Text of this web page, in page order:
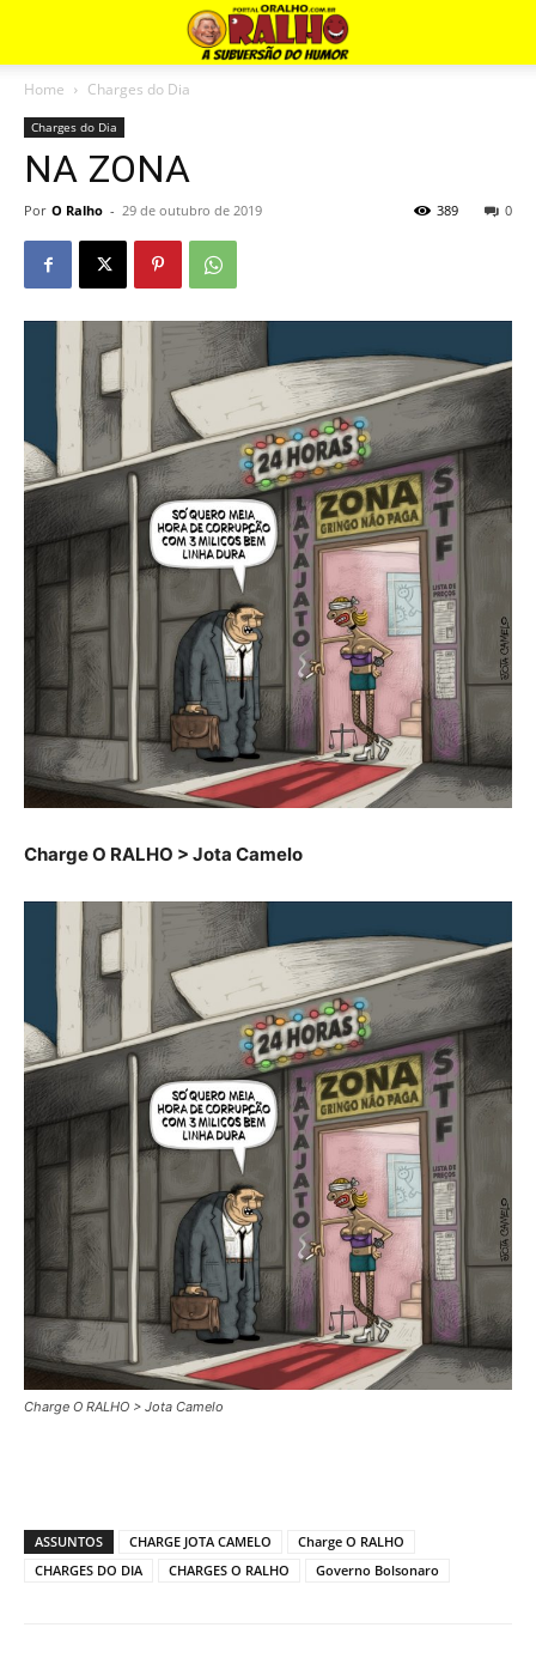
Home Charges do Dia
Charges do Dia
NA ZONA
Por O Ralho - 29 de outubro de 2019 0
389
Charge O RALHO > Jota Camelo
Charge O RALHO > Jota Camelo
ASSUNTOS CHARGE JOTA CAMELO
Charge O RALHO
CHARGES DO DIA
CHARGES O RALHO Governo Bolsonaro